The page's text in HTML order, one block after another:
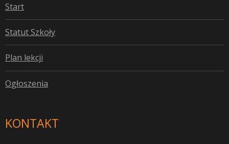
Start
Statut Szkoły
Plan lekcji
Ogłoszenia
KONTAKT